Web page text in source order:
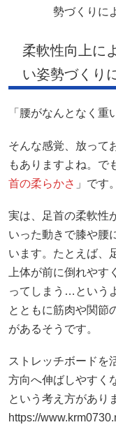
勢づくりに
柔軟性向上に
い姿勢づくり
「腰がなんとなく重
そんな感覚、放って
もありますよね。で
首の柔らかさ 」です。
実は、足首の柔軟性
いった動きで膝や腰
います。たとえば、
上体が前に倒れや
ってしまう…という
とともに筋肉や関節
があるそうです。
ストレッチボードを
方向へ伸ばしやすく
という考え方があり
https://